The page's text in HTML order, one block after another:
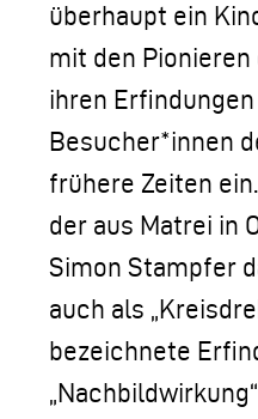
überhaupt ein
mit den
ihren
Besucher*innen
frühere Zeiten
der aus Matrei in
Simon Stampfer
auch als
bezeichnete